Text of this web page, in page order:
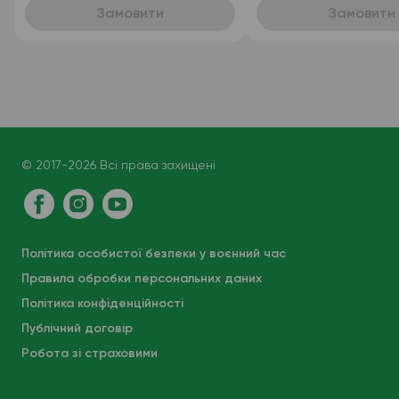
ретикулоцитів
Замовити Замовити
© 2017-2026 Всі права захищені
Політика особистої безпеки у воєнний час
Правила обробки персональних даних
Політика конфіденційності
Публічний договір
Робота зі страховими